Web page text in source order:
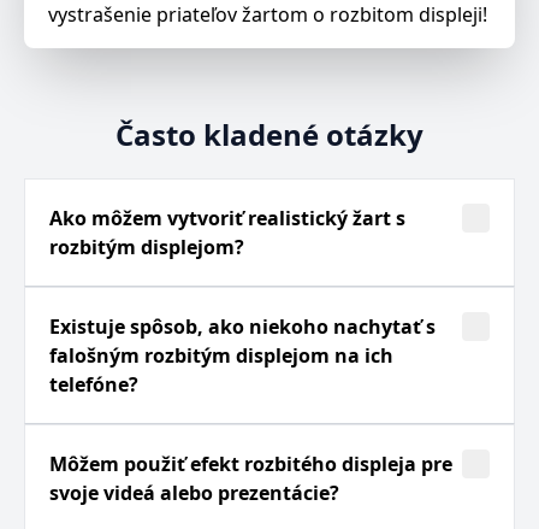
vystrašenie priateľov žartom o rozbitom displeji!
Často kladené otázky
Ako môžem vytvoriť realistický žart s
rozbitým displejom?
Existuje spôsob, ako niekoho nachytať s
falošným rozbitým displejom na ich
telefóne?
Môžem použiť efekt rozbitého displeja pre
svoje videá alebo prezentácie?